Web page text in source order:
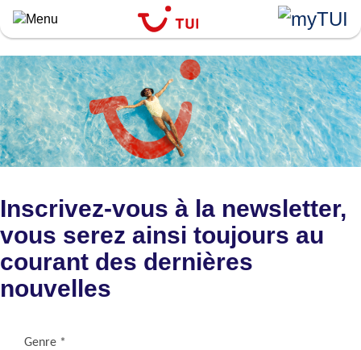
Aller
contenu
principal
Inscrivez-vous à la newsletter,
vous serez ainsi toujours au
courant des dernières
nouvelles
Genre *